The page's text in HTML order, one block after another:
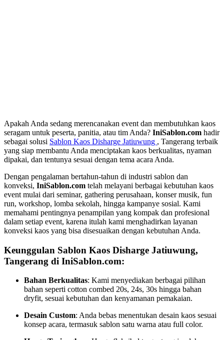
Apakah Anda sedang merencanakan event dan membutuhkan kaos
seragam untuk peserta, panitia, atau tim Anda? IniSablon.com hadir
sebagai solusi Sablon Kaos Disharge Jatiuwung , Tangerang terbaik
yang siap membantu Anda menciptakan kaos berkualitas, nyaman
dipakai, dan tentunya sesuai dengan tema acara Anda.
Dengan pengalaman bertahun-tahun di industri sablon dan
konveksi, IniSablon.com telah melayani berbagai kebutuhan kaos
event mulai dari seminar, gathering perusahaan, konser musik, fun
run, workshop, lomba sekolah, hingga kampanye sosial. Kami
memahami pentingnya penampilan yang kompak dan profesional
dalam setiap event, karena itulah kami menghadirkan layanan
konveksi kaos yang bisa disesuaikan dengan kebutuhan Anda.
Keunggulan Sablon Kaos Disharge Jatiuwung,
Tangerang di IniSablon.com:
Bahan Berkualitas: Kami menyediakan berbagai pilihan
bahan seperti cotton combed 20s, 24s, 30s hingga bahan
dryfit, sesuai kebutuhan dan kenyamanan pemakaian.
Desain Custom: Anda bebas menentukan desain kaos sesuai
konsep acara, termasuk sablon satu warna atau full color.